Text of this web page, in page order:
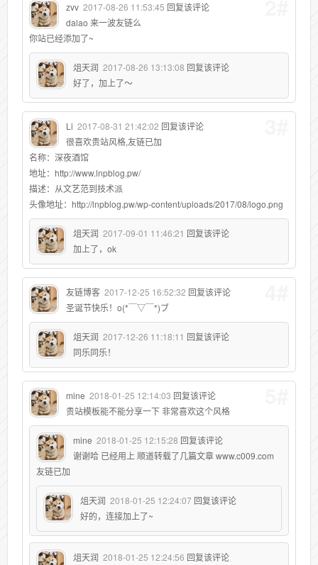
zvv 2017-08-26 11:53:45 回复该评论
dalao 来一波友链么
你站已经添加了~
俎天润 2017-08-26 13:13:08 回复该评论
好了，加上了～
Li 2017-08-31 21:42:02 回复该评论
很喜欢贵站风格,友链已加
名称：深夜酒馆
地址：http://www.lnpblog.pw/
描述：从文艺范到技术派
头像地址：http://lnpblog.pw/wp-content/uploads/2017/08/logo.png
俎天润 2017-09-01 11:46:21 回复该评论
加上了，ok
友链博客 2017-12-25 16:52:32 回复该评论
圣诞节快乐！o(*￣▽￣*)ブ
俎天润 2017-12-26 11:18:11 回复该评论
同乐同乐！
mine 2018-01-25 12:14:03 回复该评论
贵站模板能不能分享一下 非常喜欢这个风格
mine 2018-01-25 12:15:28 回复该评论
谢谢哈 已经用上 顺道转载了几篇文章 www.c009.com
友链已加
俎天润 2018-01-25 12:24:07 回复该评论
好的，连接加上了~
俎天润 2018-01-25 12:24:56 回复该评论